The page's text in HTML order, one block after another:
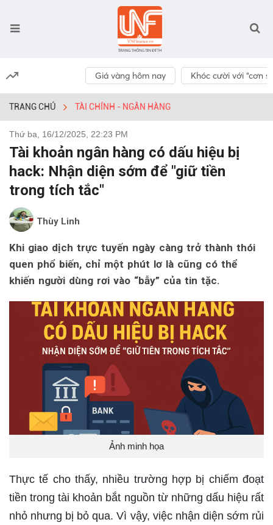
Giá vàng hôm nay Khóc cười với “cơn
TRANG CHỦ TÀI CHÍNH - NGÂN HÀNG
Thứ ba, 16/12/2025, 22:23 PM
Tài khoản ngân hàng có dấu hiệu bị
hack: Nhận diện sớm để "giữ tiền
trong tích tắc"
Thùy Linh
Khi giao dịch trực tuyến ngày càng trở thành thói
quen phổ biến, chỉ một phút lơ là cũng có thể
khiến người dùng rơi vào “bẫy” của tin tặc.
Ảnh minh họa
Thực tế cho thấy, nhiều trường hợp bị chiếm đoạt
tiền trong tài khoản bắt nguồn từ những dấu hiệu rất
nhỏ nhưng bị bỏ qua. Vì vậy, việc nhận diện sớm rủi